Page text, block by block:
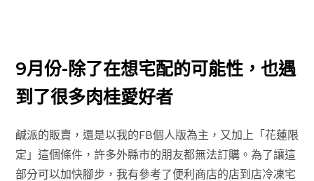
9月份-除了在想宅配的可能性，也遇
到了很多肉桂愛好者
鹹派的販賣，還是以我的FB個人版為主，又加上「花蓮限
定」這個條件，許多外縣市的朋友都無法訂購。為了讓這
部分可以加快腳步，我有參考了便利商店的店到店冷凍宅